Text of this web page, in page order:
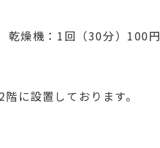
乾燥機：1回（30分）100円
に設置しております。